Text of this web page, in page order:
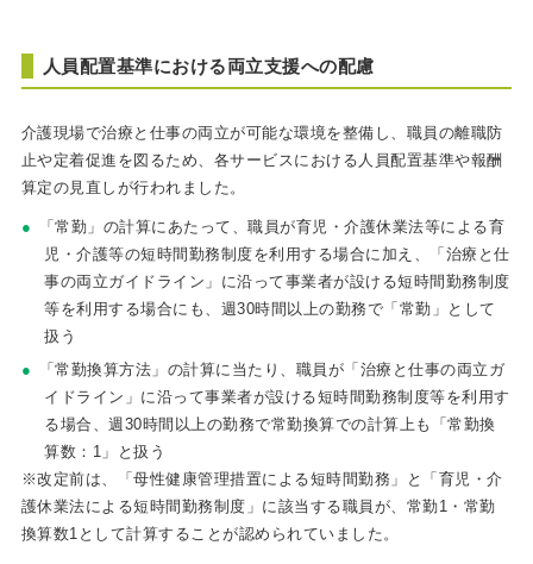
人員配置基準における両立支援への配慮
介護現場で治療と仕事の両立が可能な環境を整備し、職員の離職防
止や定着促進を図るため、各サービスにおける人員配置基準や報酬
算定の見直しが行われました。
「常勤」の計算にあたって、職員が育児・介護休業法等による育
児・介護等の短時間勤務制度を利用する場合に加え、「治療と仕
事の両立ガイドライン」に沿って事業者が設ける短時間勤務制度
等を利用する場合にも、週30時間以上の勤務で「常勤」として
扱う
「常勤換算方法」の計算に当たり、職員が「治療と仕事の両立ガ
イドライン」に沿って事業者が設ける短時間勤務制度等を利用す
る場合、週30時間以上の勤務で常勤換算での計算上も「常勤換
算数：1」と扱う
※改定前は、「母性健康管理措置による短時間勤務」と「育児・介
護休業法による短時間勤務制度」に該当する職員が、常勤1・常勤
換算数1として計算することが認められていました。